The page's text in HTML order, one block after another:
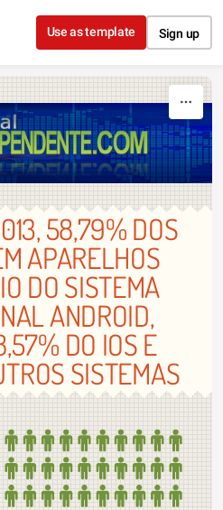
to content
Use as template Sign up
58,79% DOS
APARELHOS
DO SISTEMA
ANDROID,
DO IOS E
SISTEMAS